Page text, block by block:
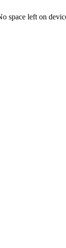
space left on